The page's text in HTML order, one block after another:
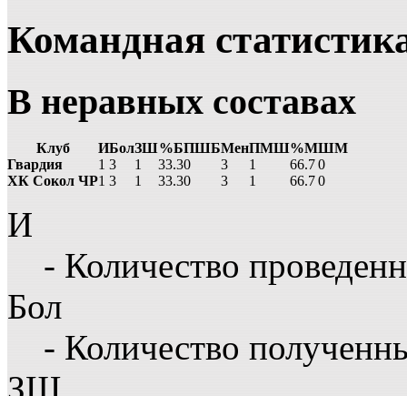
Командная
В неравных составах
Клуб ИБолЗШ%БПШБМенПМШ%МШМ
Гвардия
1 3 1 33.30 3 1 66.70
ХК Сокол ЧР1 3 1 33.30 3 1 66.70
И
- Количество
Бол
- Количество
ЗШ